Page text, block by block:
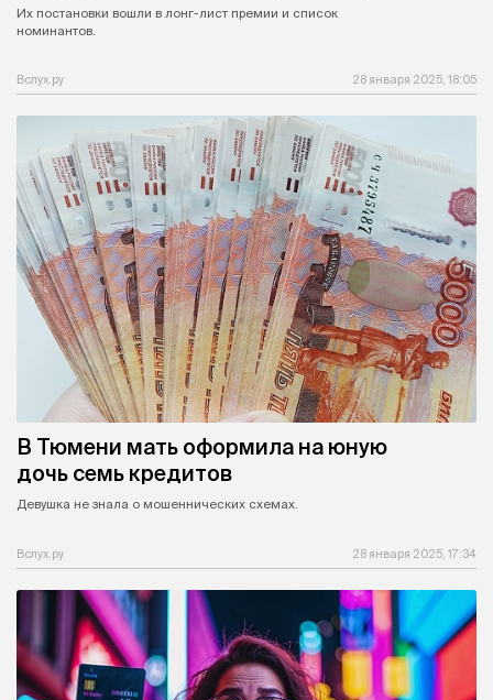
Их постановки вошли в лонг-лист премии и список
номинантов.
Вслух.ру 28 января 2025, 18:05
В Тюмени мать оформила на юную
дочь семь кредитов
Девушка не знала о мошеннических схемах.
Вслух.ру 28 января 2025, 17:34